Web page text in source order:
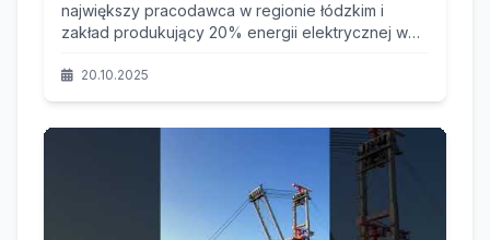
energetykę!
największy pracodawca w regionie łódzkim i
zakład produkujący 20% energii elektrycznej w
jej historię – od geologicznych początków, przez
wyzwania inżynieryjne, aż po rozwój spółek
20.10.2025